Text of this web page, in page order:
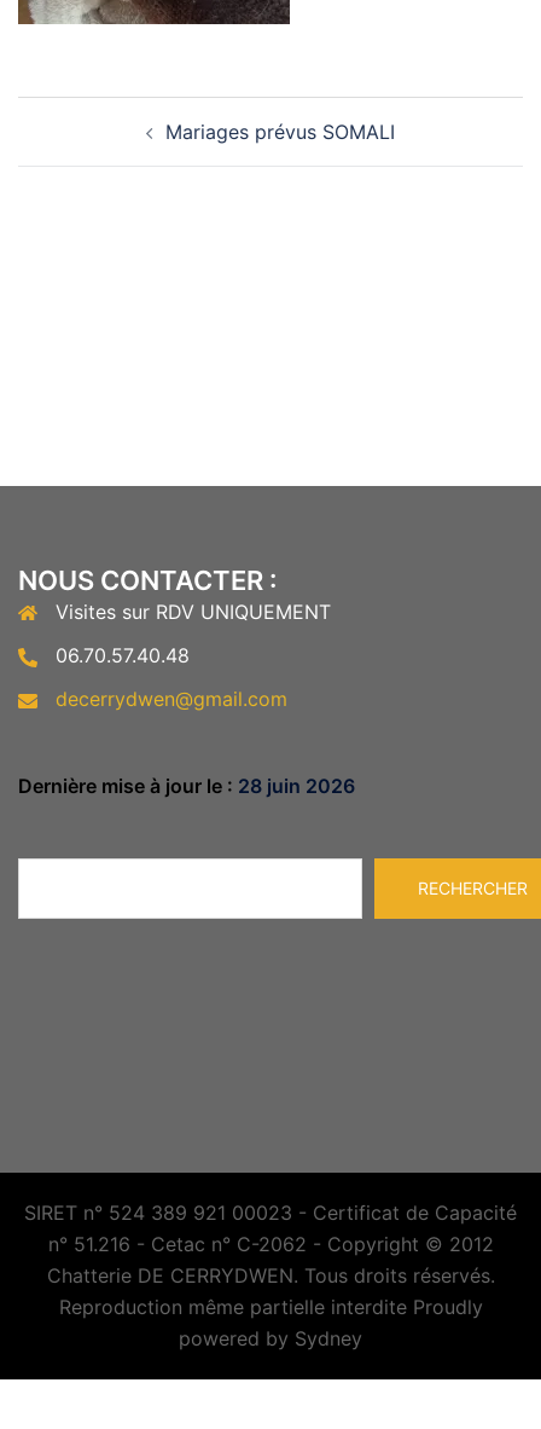
Mariages prévus SOMALI
NOUS CONTACTER :
Visites sur RDV UNIQUEMENT
06.70.57.40.48
decerrydwen@gmail.com
Dernière mise à jour le : 28 juin 2026
RECHERCHER
SIRET n° 524 389 921 00023 - Certificat de Capacité
n° 51.216 - Cetac n° C-2062 - Copyright © 2012
Chatterie DE CERRYDWEN. Tous droits réservés.
Reproduction même partielle interdite Proudly
powered by Sydney